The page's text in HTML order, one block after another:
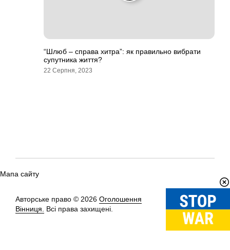
“Шлюб – справа хитра”: як правильно вибрати
супутника життя?
22 Серпня, 2023
Мапа сайту
Авторське право © 2026 Оголошення
Вінниця.
Всі права захищені.
Вгору↑